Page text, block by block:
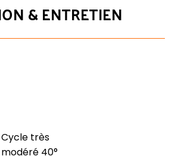
& ENTRETIEN
Cycle très
modéré 40°